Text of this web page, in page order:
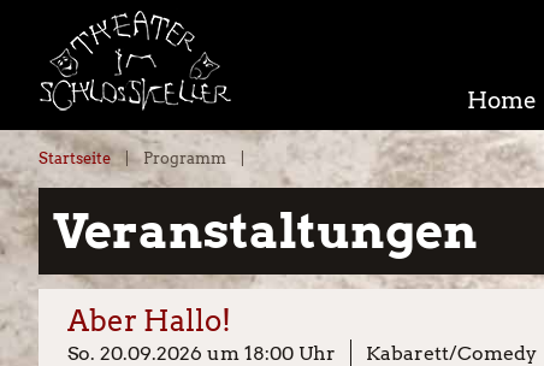
Home
Startseite Programm
Veranstaltungen
Aber Hallo!
So. 20.09.2026 um 18:00 Uhr Kabarett/Comedy